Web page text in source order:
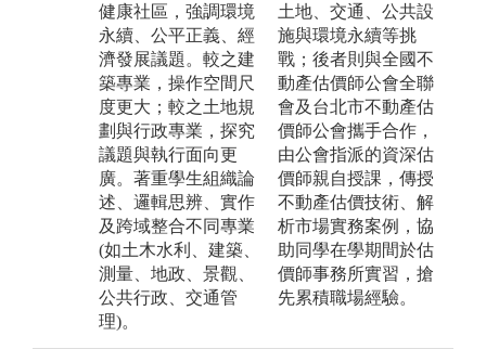
健康社區，強調環境
永續、公平正義、經
濟發展議題。較之建
築專業，操作空間尺
度更大；較之土地規
劃與行政專業，探究
議題與執行面向更
廣。著重學生組織論
述、邏輯思辨、實作
及跨域整合不同專業
(如土木水利、建築、
測量、地政、景觀、
公共行政、交通管
理)。
土地、交通、公共設
施與環境永續等挑
戰；後者則與全國不
動產估價師公會全聯
會及台北市不動產估
價師公會攜手合作，
由公會指派的資深估
價師親自授課，傳授
不動產估價技術、解
析市場實務案例，協
助同學在學期間於估
價師事務所實習，搶
先累積職場經驗。